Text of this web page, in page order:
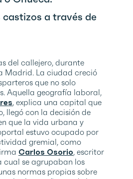
a través de
del callejero, durante
Madrid. La ciudad creció
que no solo
Aquella geografía laboral,
, explica una capital que
llegó con la decisión de
que la vida urbana y
estuvo ocupado por
gremial, como
Carlos Osorio, escritor
cual se agrupaban los
normas propias sobre